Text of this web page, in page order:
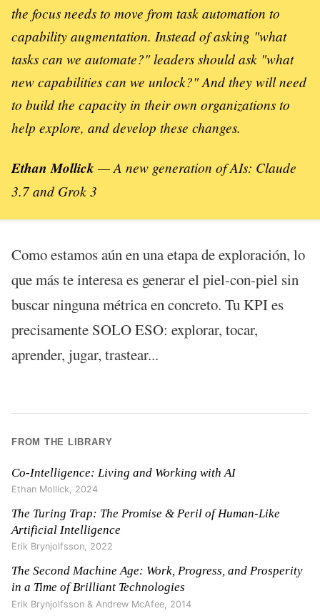
the focus needs to move from task automation to
capability augmentation. Instead of asking "what
tasks can we automate?" leaders should ask "what
new capabilities can we unlock?" And they will need
to build the capacity in their own organizations to
help explore, and develop these changes.
Ethan Mollick—A new generation of AIs: Claude
3.7 and Grok 3
Como estamos aún en una etapa de exploración, lo
que más te interesa es generar el piel-con-piel sin
buscar ninguna métrica en concreto. Tu KPI es
precisamente SOLO ESO: explorar, tocar,
aprender, jugar, trastear...
FROM THE LIBRARY
Co-Intelligence: Living and Working with AI
Ethan Mollick, 2024
The Turing Trap: The Promise & Peril of Human-Like
Artificial Intelligence
Erik Brynjolfsson, 2022
The Second Machine Age: Work, Progress, and Prosperity
in a Time of Brilliant Technologies
Erik Brynjolfsson & Andrew McAfee 2014